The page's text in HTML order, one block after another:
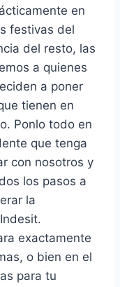
en
festivas del
del resto, las
a quienes
a poner
tienen en
Ponlo todo en
que tenga
con nosotros y
los pasos a
la
exactamente
o bien en el
para tu